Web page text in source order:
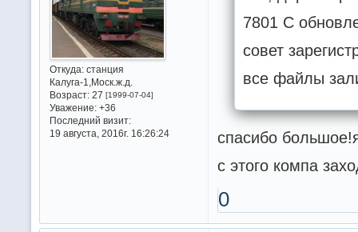
Откуда:станция
Калуга-1,Моск.ж.д.
Возраст:27 [1999-07-04]
Уважение: +36
Последний визит:
19 августа, 2016г. 16:26:24
7801 С
совет
все файлы
спасибо
с этого компа
0